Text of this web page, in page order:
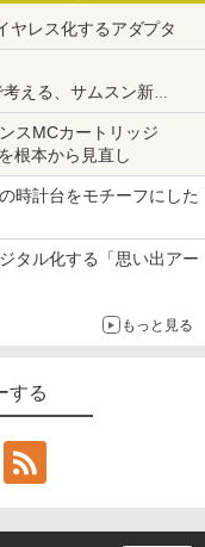
ヤレス化するアダプタ
える、サムスン新
スMCカートリッジ
根本から見直し
時計台をモチーフにした
タル化する「思い出アー
もっと見る
する